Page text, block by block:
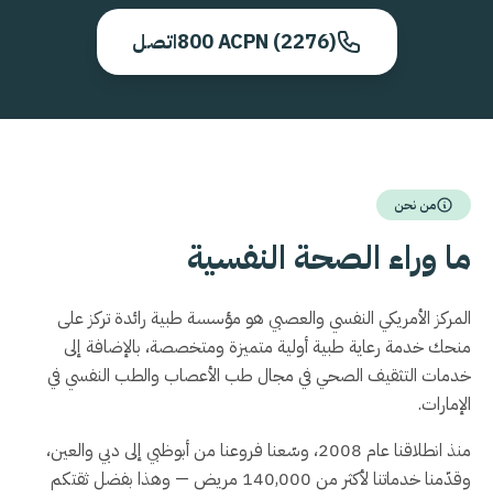
800 ACPN (2276)اتصل
من نحن
ما وراء الصحة النفسية
المركز الأمريكي النفسي والعصبي هو مؤسسة طبية رائدة تركز على
منحك خدمة رعاية طبية أولية متميزة ومتخصصة، بالإضافة إلى
خدمات التثقيف الصحي في مجال طب الأعصاب والطب النفسي في
الإمارات.
منذ انطلاقنا عام 2008، وسّعنا فروعنا من أبوظبي إلى دبي والعين،
وقدّمنا خدماتنا لأكثر من 140,000 مريض — وهذا بفضل ثقتكم